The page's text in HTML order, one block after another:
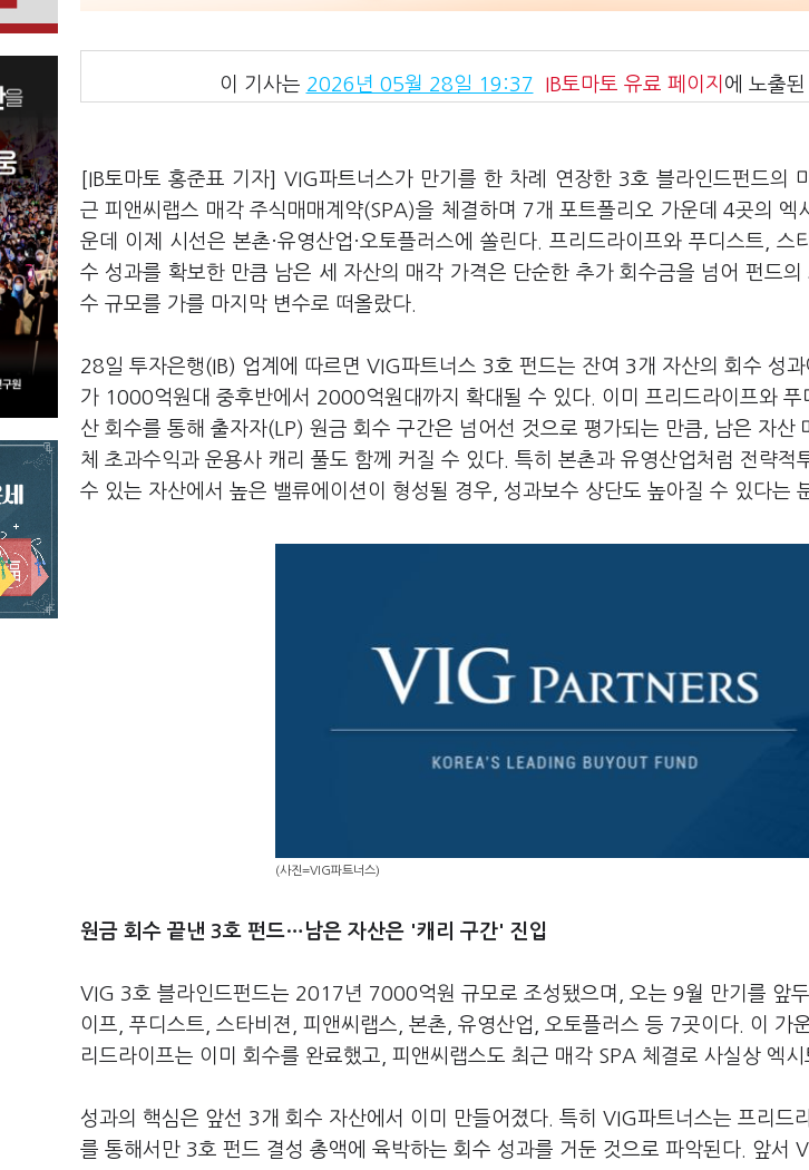
이 기사는 2026년 05월 28일 19:37 IB토마토 유료 페이지 에 노출된
[IB토마토 홍준표 기자] VIG파트너스가 만기를 한 차례 연장한 3호 블라인드펀드의
근 피앤씨랩스 매각 주식매매계약(SPA)을 체결하며 7개 포트폴리오 가운데 4곳의 엑
운데 이제 시선은 본촌·유영산업·오토플러스에 쏠린다. 프리드라이프와 푸디스트, 스
수 성과를 확보한 만큼 남은 세 자산의 매각 가격은 단순한 추가 회수금을 넘어 펀드
수 규모를 가를 마지막 변수로 떠올랐다.
28일 투자은행(IB) 업계에 따르면 VIG파트너스 3호 펀드는 잔여 3개 자산의 회수 성
가 1000억원대 중후반에서 2000억원대까지 확대될 수 있다. 이미 프리드라이프와 푸
산 회수를 통해 출자자(LP) 원금 회수 구간은 넘어선 것으로 평가되는 만큼, 남은 자산
체 초과수익과 운용사 캐리 풀도 함께 커질 수 있다. 특히 본촌과 유영산업처럼 전략적
수 있는 자산에서 높은 밸류에이션이 형성될 경우, 성과보수 상단도 높아질 수 있다는
(사진=VIG파트너스)
원금 회수 끝낸 3호 펀드…남은 자산은 '캐리 구간' 진입
VIG 3호 블라인드펀드는 2017년 7000억원 규모로 조성됐으며, 오는 9월 만기를 앞
이프, 푸디스트, 스타비젼, 피앤씨랩스, 본촌, 유영산업, 오토플러스 등 7곳이다. 이 가
리드라이프는 이미 회수를 완료했고, 피앤씨랩스도 최근 매각 SPA 체결로 사실상 엑시
성과의 핵심은 앞선 3개 회수 자산에서 이미 만들어졌다. 특히 VIG파트너스는 프리드
를 통해서만 3호 펀드 결성 총액에 육박하는 회수 성과를 거둔 것으로 파악된다. 앞서